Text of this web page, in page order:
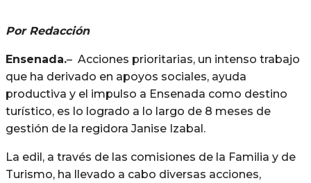
Por Redacción
Ensenada.– Acciones prioritarias, un intenso trabajo
que ha derivado en apoyos sociales, ayuda
productiva y el impulso a Ensenada como destino
turístico, es lo logrado a lo largo de 8 meses de
gestión de la regidora Janise Izabal.
La edil, a través de las comisiones de la Familia y de
Turismo, ha llevado a cabo diversas acciones,